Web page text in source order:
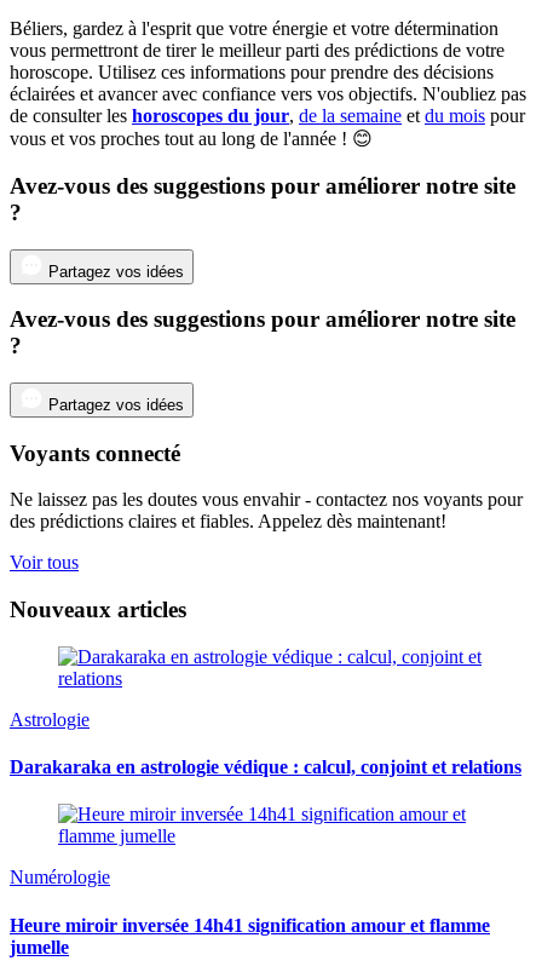
Béliers, gardez à l'esprit que votre énergie et votre détermination
vous permettront de tirer le meilleur parti des prédictions de votre
horoscope. Utilisez ces informations pour prendre des décisions
éclairées et avancer avec confiance vers vos objectifs. N'oubliez pas
de consulter les horoscopes du jour, de la semaine et du mois pour
vous et vos proches tout au long de l'année ! 😊
Avez-vous des suggestions pour améliorer notre site
?
Partagez vos idées
Avez-vous des suggestions pour améliorer notre site
?
Partagez vos idées
Voyants connecté
Ne laissez pas les doutes vous envahir - contactez nos voyants pour
des prédictions claires et fiables. Appelez dès maintenant!
Voir tous
Nouveaux articles
Astrologie
Darakaraka en astrologie védique : calcul, conjoint et relations
Numérologie
Heure miroir inversée 14h41 signification amour et flamme
jumelle